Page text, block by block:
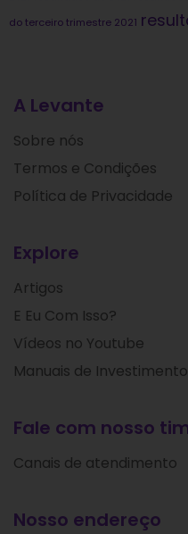
do terceiro trimestre 2021
A Levante
Sobre nós
Termos e Condições
Política de Privacidade
Explore
Artigos
E Eu Com Isso?
Vídeos no Youtube
Manuais de Investimento
Fale com nosso
Canais de atendimento
Nosso endereço